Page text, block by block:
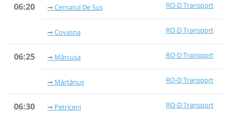
06:20 RO-D Transport
Cernatul De Sus
RO-D Transport
Covasna
06:25 RO-D Transport
Mărcușa
RO-D Transport
Mărtănuș
06:30 RO-D Transport
Petriceni